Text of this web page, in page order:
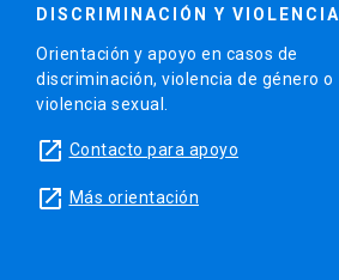
DISCRIMINACIÓN Y VIOLENCIA
Orientación y apoyo en casos de
discriminación, violencia de género o
violencia sexual.
launch Contacto para apoyo
launch Más orientación